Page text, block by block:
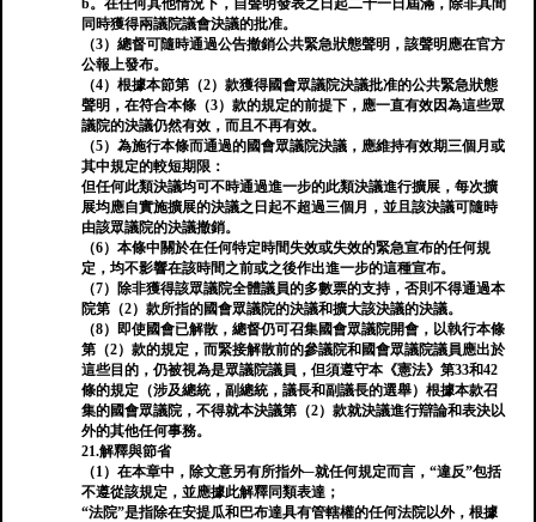
b。在任何其他情況下，自聲明發表之日起二十一日屆滿，除非其間
同時獲得兩議院議會決議的批准。
（3）總督可隨時通過公告撤銷公共緊急狀態聲明，該聲明應在官方
公報上發布。
（4）根據本節第（2）款獲得國會眾議院決議批准的公共緊急狀態
聲明，在符合本條（3）款的規定的前提下，應一直有效因為這些眾
議院的決議仍然有效，而且不再有效。
（5）為施行本條而通過的國會眾議院決議，應維持有效期三個月或
其中規定的較短期限：
但任何此類決議均可不時通過進一步的此類決議進行擴展，每次擴
展均應自實施擴展的決議之日起不超過三個月，並且該決議可隨時
由該眾議院的決議撤銷。
（6）本條中關於在任何特定時間失效或失效的緊急宣布的任何規
定，均不影響在該時間之前或之後作出進一步的這種宣布。
（7）除非獲得該眾議院全體議員的多數票的支持，否則不得通過本
院第（2）款所指的國會眾議院的決議和擴大該決議的決議。
（8）即使國會已解散，總督仍可召集國會眾議院開會，以執行本條
第（2）款的規定，而緊接解散前的參議院和國會眾議院議員應出於
這些目的，仍被視為是眾議院議員，但須遵守本《憲法》第33和42
條的規定（涉及總統，副總統，議長和副議長的選舉）根據本款召
集的國會眾議院，不得就本決議第（2）款就決議進行辯論和表決以
外的其他任何事務。
21.解釋與節省
（1）在本章中，除文意另有所指外─就任何規定而言，“違反”包括
不遵從該規定，並應據此解釋同類表達；
“法院”是指除在安提瓜和巴布達具有管轄權的任何法院以外，根據